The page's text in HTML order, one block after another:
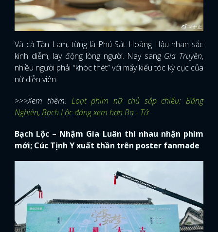
Và cả Tần Lam, từng là Phú Sát Hoàng Hậu nhan sắc
kinh diễm, lay động lòng người. Nay sang Gia Truyền,
nhiều người phải “khóc thét” với mấy kiểu tóc kỳ cục của
nữ diễn viên.
>>>Xem thêm: Loạt phim nữ chủ sắp chiếu: Băng
Nghiên, Bạch Lộc đáng xem hơn Ba - Tử
Bạch Lộc – Nhậm Gia Luân thi nhau nhận phim
mới; Cúc Tịnh Y xuất thần trên poster fanmade